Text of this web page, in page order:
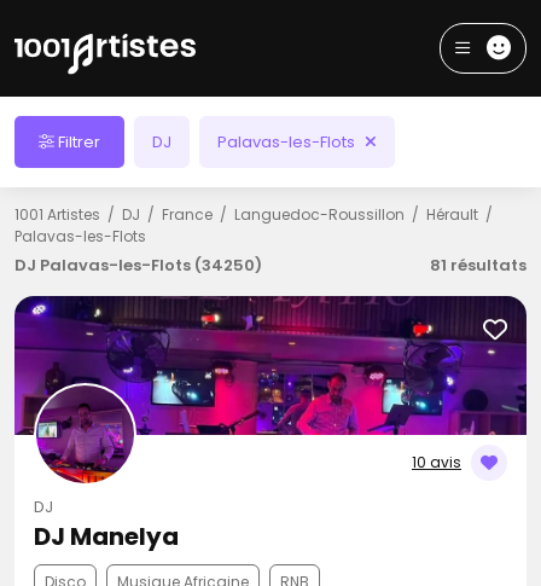
Filtrer DJ Palavas-les-Flots
1001 Artistes DJ France Languedoc-Roussillon
Hérault
Palavas-les-Flots
DJ Palavas-les-Flots (34250) 81 résultats
10 avis
DJ
DJ Manelya
Disco Musique Africaine RNB